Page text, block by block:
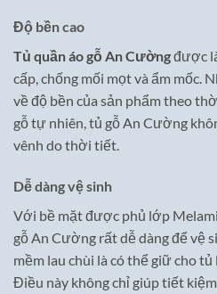
Độ bền cao
Tủ quần áo gỗ An Cườngđược
cấp, chống mối mọt và ẩm mốc.
về độ bền của sản phẩm theo
gỗ tự nhiên, tủ gỗ An Cường
vênh do thời tiết.
Dễ dàng vệ sinh
Với bề mặt được phủ lớp
gỗ An Cường rất dễ dàng để vệ
mềm lau chùi là có thể giữ cho tủ
Điều này không chỉ giúp tiết